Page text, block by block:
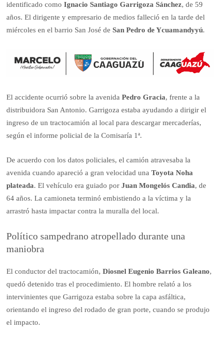
identificado comoIgnacio Santiago Garrigoza Sánchez, de 59
años. El dirigente y empresario de medios falleció en la tarde del
miércoles en el barrio San José deSan Pedro de Ycuamandyyú.
El accidente ocurrió sobre la avenidaPedro Gracia, frente a la
distribuidora San Antonio. Garrigoza estaba ayudando a dirigir el
ingreso de un tractocamión al local para descargar mercaderías,
según el informe policial de la Comisaría 1ª.
De acuerdo con los datos policiales, el camión atravesaba la
avenida cuando apareció a gran velocidad unaToyota Noha
plateada. El vehículo era guiado porJuan Mongelós Candia, de
64 años. La camioneta terminó embistiendo a la víctima y la
arrastró hasta impactar contra la muralla del local.
Político sampedrano atropellado durante una
maniobra
El conductor del tractocamión,Diosnel Eugenio Barrios Galeano,
quedó detenido tras el procedimiento. El hombre relató a los
intervinientes que Garrigoza estaba sobre la capa asfáltica,
orientando el ingreso del rodado de gran porte, cuando se produjo
el impacto.